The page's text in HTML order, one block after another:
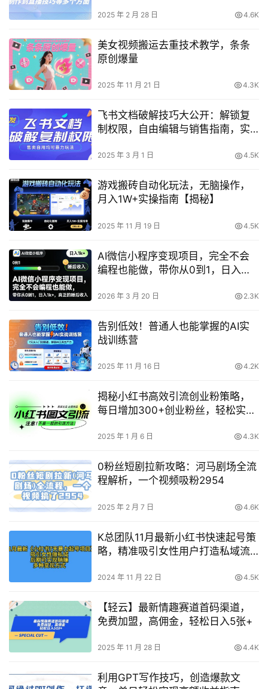
2025 年 2 月 28 日 4.6K
美女视频搬运去重技术教学，条条
原创爆量
2025 年 11 月 21 日 4.3K
飞书文档破解技巧大公开：解锁复
制权限，自由编辑与销售指南，实
2025 年 3 月 1 日 4.5K
游戏搬砖自动化玩法，无脑操作，
月入1W+实操指南【揭秘】
2025 年 11 月 19 日 4.5K
AI微信小程序变现项目，完全不会
编程也能做，带你从0到1，日入
2026 年 3 月 20 日 2.3K
告别低效！普通人也能掌握的AI实
战训练营
2025 年 11 月 16 日 4.2K
揭秘小红书高效引流创业粉策略，
每日增加300+创业粉丝，轻松实现
2025 年 1 月 6 日 4.3K
0粉丝短剧拉新攻略：河马剧场全流
程解析，一个视频吸粉2954
2025 年 2 月 7 日 4.6K
K总团队11月最新小红书快速起号策
略，精准吸引女性用户打造私域流
2024 年 11 月 22 日 4.5K
【轻云】最新情趣赛道首码渠道，
免费加盟，高佣金，轻松日入5张+
2025 年 11 月 28 日 4.4K
利用GPT写作技巧，创造爆款文